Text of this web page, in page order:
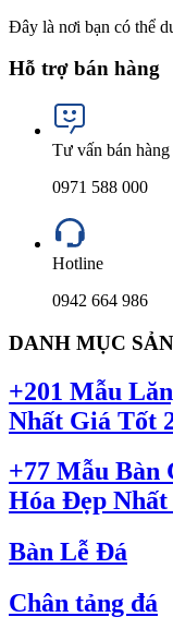
Đây là nơi bạn có thể
Hỗ trợ bán hàng
Tư vấn bán hàng
0971 588 000
Hotline
0942 664 986
DANH MỤC
+201 Mẫu
Nhất Giá Tốt
+77 Mẫu Bàn
Hóa Đẹp Nhất
Bàn Lễ Đá
Chân tảng đá